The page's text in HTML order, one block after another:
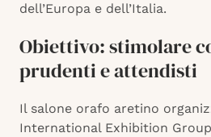
dell’Europa e dell’Italia.
Obiettivo: stimolare
prudenti e attendisti
Il salone orafo aretino
International Exhibition